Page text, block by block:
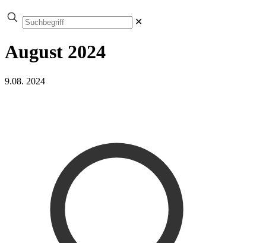
✕
August 2024
9.08. 2024